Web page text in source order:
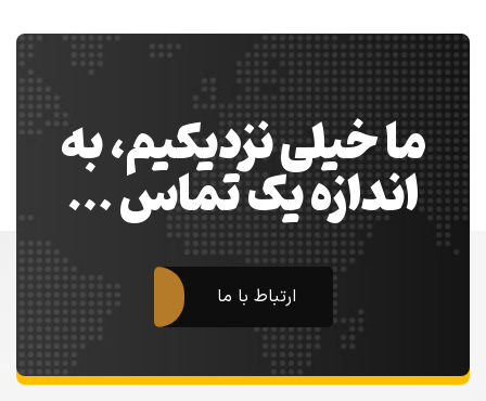
ما خیلی نزدیکیم، به
اندازه یک تماس …
ارتباط با ما